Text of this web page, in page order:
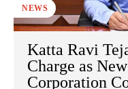
NEWS
Katta Ravi
Charge as
Corporation